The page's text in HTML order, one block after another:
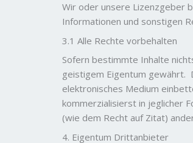
Wir oder unsere Lizenzgeber
Informationen und sonstigen
3.1 Alle Rechte vorbehalten
Sofern bestimmte Inhalte
geistigem Eigentum gewährt.
elektronisches Medium
kommerzialisierst in jeglicher
(wie dem Recht auf Zitat)
4. Eigentum Drittanbieter